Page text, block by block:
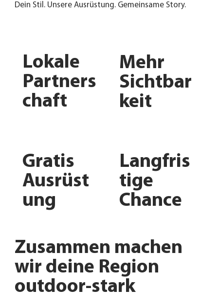
Dein Stil. Unsere Ausrüstung. Gemeinsame Story.
Lokale
Partners
chaft
Mehr
Sichtbar
keit
Gratis
Ausrüst
ung
Langfris
tige
Chance
Zusammen machen
wir deine Region
outdoor-stark